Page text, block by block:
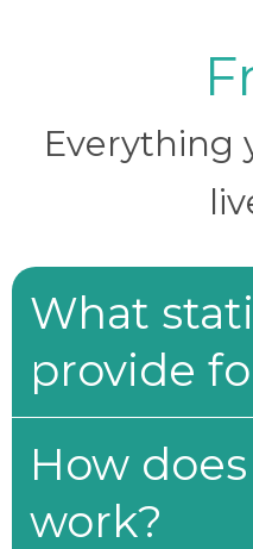
Everything
What
provide
How
work?